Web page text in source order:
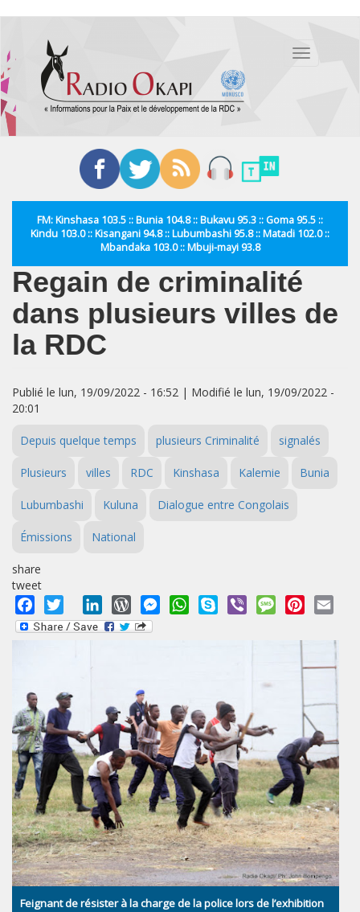
contenu
principal
Toggle
FM: Kinshasa 103.5 :: Bunia 104.8 :: Bukavu 95.3 :: Goma 95.5 ::
Kindu 103.0 :: Kisangani 94.8 :: Lubumbashi 95.8 :: Matadi 102.0 ::
Mbandaka 103.0 :: Mbuji-mayi 93.8
Regain de criminalité
dans plusieurs villes de
la RDC
Publié le lun, 19/09/2022 - 16:52 | Modifié le lun, 19/09/2022 -
20:01
Depuis quelque temps plusieurs Criminalité signalés
Plusieurs villes RDC Kinshasa Kalemie Bunia
Lubumbashi Kuluna Dialogue entre Congolais
Émissions National
share
tweet
Facebook
Twitter LinkedInWordPressMessengerWhatsApp
Skype Viber MessagePinterest
Feignant de résister à la charge de la police lors de l’exhibition